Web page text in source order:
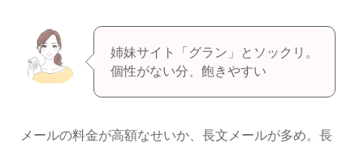
姉妹サイト「グラン」とソックリ。
個性がない分、飽きやすい
メールの料金が高額なせいか、長文メールが多め。長